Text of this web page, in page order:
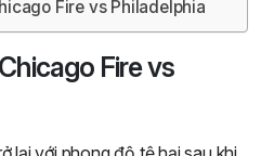
Fire vs Philadelphia
Fire vs